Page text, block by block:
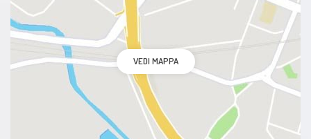
VEDI MAPPA